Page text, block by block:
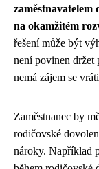
na okamžitém
řešení může být
není povinen držet
nemá zájem se
Zaměstnanec by
rodičovské
nároky. Například